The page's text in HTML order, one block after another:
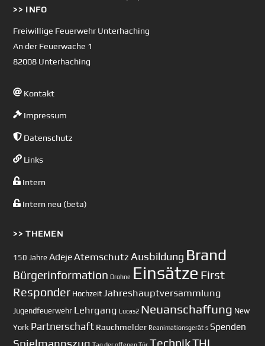
>> INFO
Freiwillige Feuerwehr Unterhaching
An der Feuerwache 1
82008 Unterhaching
Kontakt
Impressum
Datenschutz
Links
Intern
Intern neu (beta)
>> THEMEN
150 Jahre AdejeAtemschutz Ausbildung Brand
Bürgerinformation Drohne Einsätze First
Responder Hochzeit Jahreshauptversammlung
Jugendfeuerwehr Lehrgang Lucas2 Neuanschaffung New
York Partnerschaft Rauchmelder Reanimationsgerät s Spenden
Spielmannszug TechnikTHL